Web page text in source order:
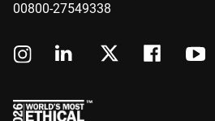
00800-27549338